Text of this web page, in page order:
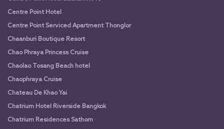
Centre Point Hotel
Centre Point Serviced Apartment Thonglor
Chaanburi Boutique Resort
Chao Phraya Princess Cruise
Chaolao Tosang Beach hotel
Chaophraya Cruise
Chateau De Khao Yai
Chatrium Hotel Riverside Bangkok
Chatrium Residences Sathorn